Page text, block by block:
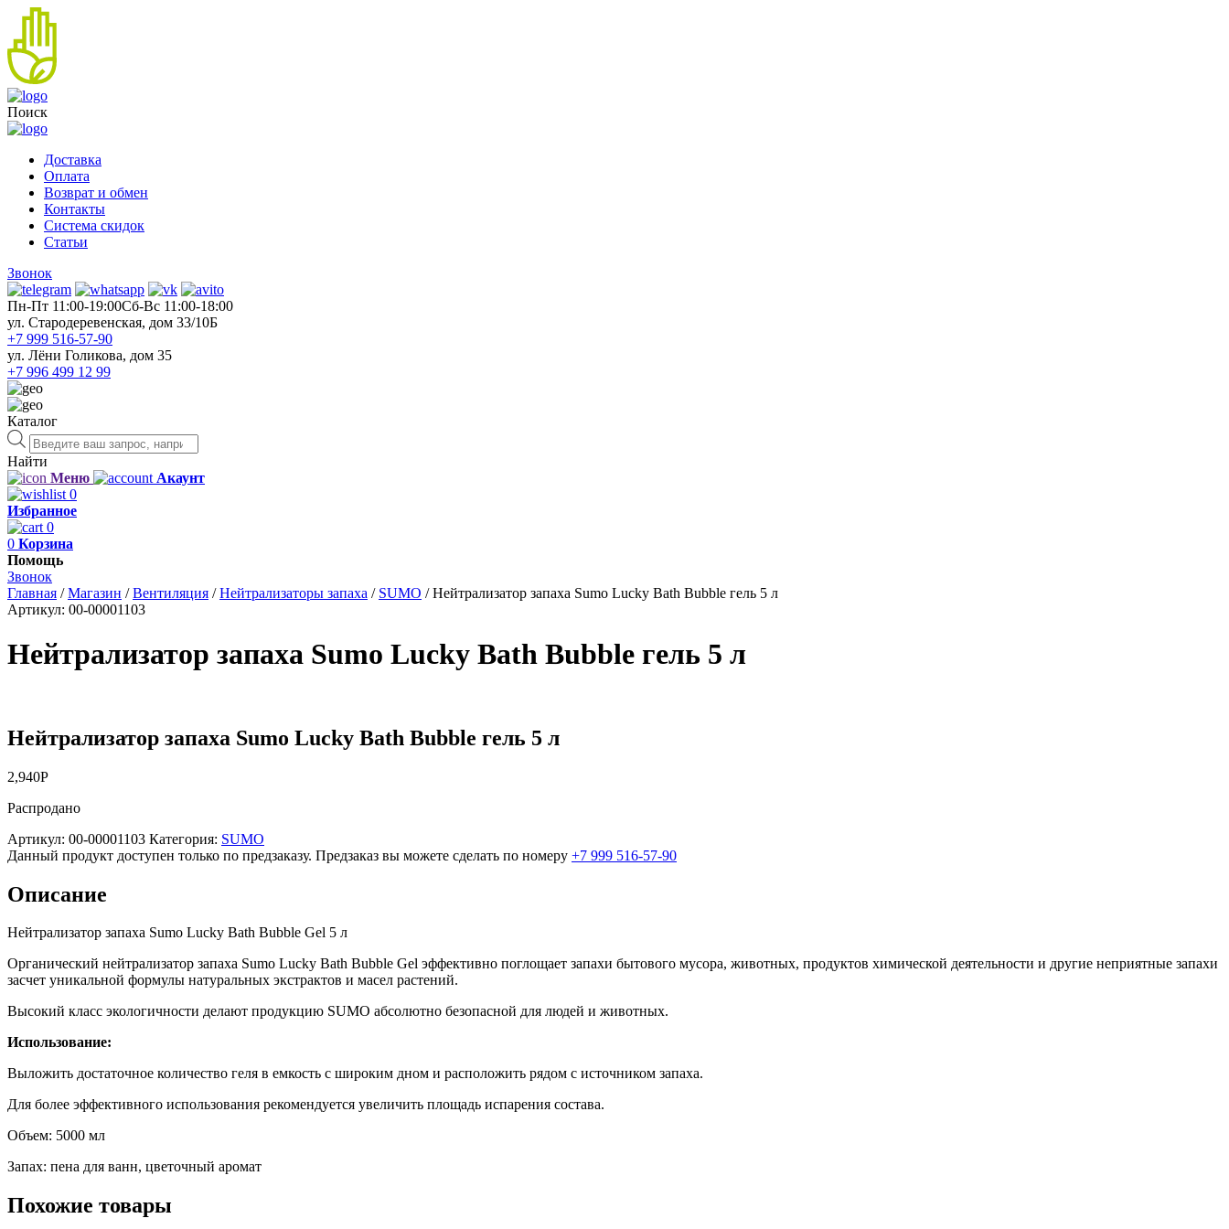
Поиск
Доставка
Оплата
Возврат и обмен
Контакты
Система скидок
Статьи
Звонок
Пн-Пт 11:00-19:00Cб-Вс 11:00-18:00
ул. Стародеревенская, дом 33/10Б
+7 999 516-57-90
ул. Лёни Голикова, дом 35
+7 996 499 12 99
Каталог
Поиск
товаров
Найти
Меню
Акаунт
0
Избранное
0
0 Корзина
Помощь
Звонок
Главная /Магазин /Вентиляция /Нейтрализаторы запаха / SUMO /Нейтрализатор запаха Sumo Lucky Bath Bubble гель 5 л
Артикул: 00-00001103
Нейтрализатор запаха Sumo Lucky Bath Bubble гель 5 л
Нейтрализатор запаха Sumo Lucky Bath Bubble гель 5 л
2,940Р
Распродано
Артикул: 00-00001103 Категория: SUMO
Данный продукт доступен только по предзаказу. Предзаказ вы можете сделать по номеру +7 999 516-57-90
Описание
Нейтрализатор запаха Sumo Lucky Bath Bubble Gel 5 л
Органический нейтрализатор запаха Sumo Lucky Bath Bubble Gel эффективно поглощает запахи бытового мусора, животных, продуктов химической деятельности и другие неприятные запахи
засчет уникальной формулы натуральных экстрактов и масел растений.
Высокий класс экологичности делают продукцию SUMO абсолютно безопасной для людей и животных.
Использование:
Выложить достаточное количество геля в емкость с широким дном и расположить рядом с источником запаха.
Для более эффективного использования рекомендуется увеличить площадь испарения состава.
Объем: 5000 мл
Запах: пена для ванн, цветочный аромат
Похожие товары